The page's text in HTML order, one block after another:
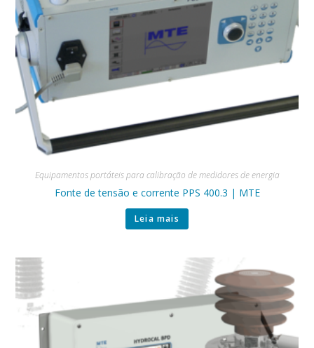
Equipamentos portáteis para calibração de medidores de energia
Fonte de tensão e corrente PPS 400.3 | MTE
Leia mais